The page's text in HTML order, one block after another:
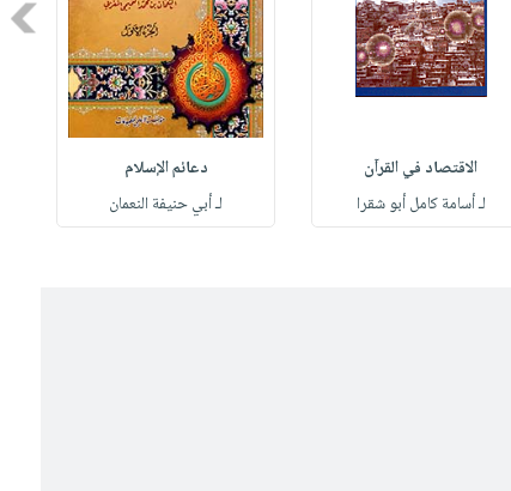
الاقتصاد في القرآن
لـ أسامة كامل أبو شقرا
دعائم الإسلام
لـ أبي حنيفة النعمان